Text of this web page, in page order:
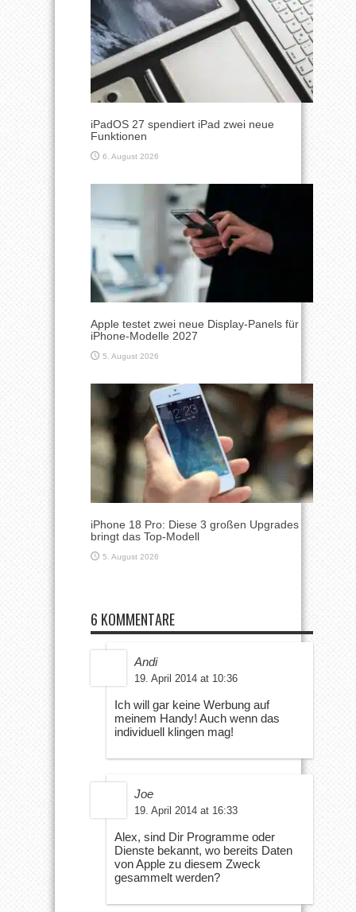
iPadOS 27 spendiert iPad zwei neue
Funktionen
6. August 2026
Apple testet zwei neue Display-Panels für
iPhone-Modelle 2027
5. August 2026
iPhone 18 Pro: Diese 3 großen Upgrades
bringt das Top-Modell
5. August 2026
6 KOMMENTARE
Andi
19. April 2014 at 10:36
Ich will gar keine Werbung auf
meinem Handy! Auch wenn das
individuell klingen mag!
Joe
19. April 2014 at 16:33
Alex, sind Dir Programme oder
Dienste bekannt, wo bereits Daten
von Apple zu diesem Zweck
gesammelt werden?